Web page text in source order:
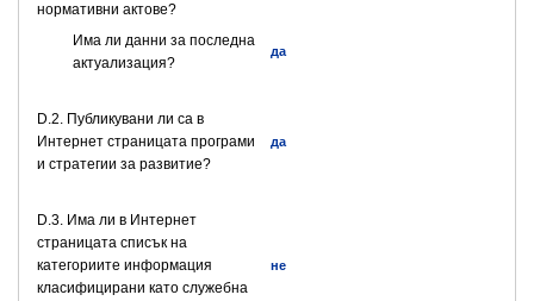
нормативни актове?
Има ли данни за последна
актуализация?
да
D.2. Публикувани ли са в
Интернет страницата програми
и стратегии за развитие?
да
D.3. Има ли в Интернет
страницата списък на
категориите информация
класифицирани като служебна
не